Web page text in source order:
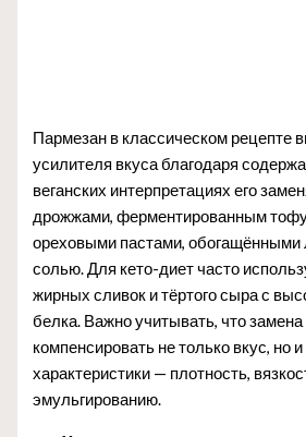
Пармезан в классическом рецепте
усилителя вкуса благодаря
веганских интерпретациях его
дрожжами, ферментированным
ореховыми пастами,
солью. Для кето-диет часто
жирных сливок и тёртого сыра с
белка. Важно учитывать, что
компенсировать не только вкус, но
характеристики — плотность,
эмульгированию.